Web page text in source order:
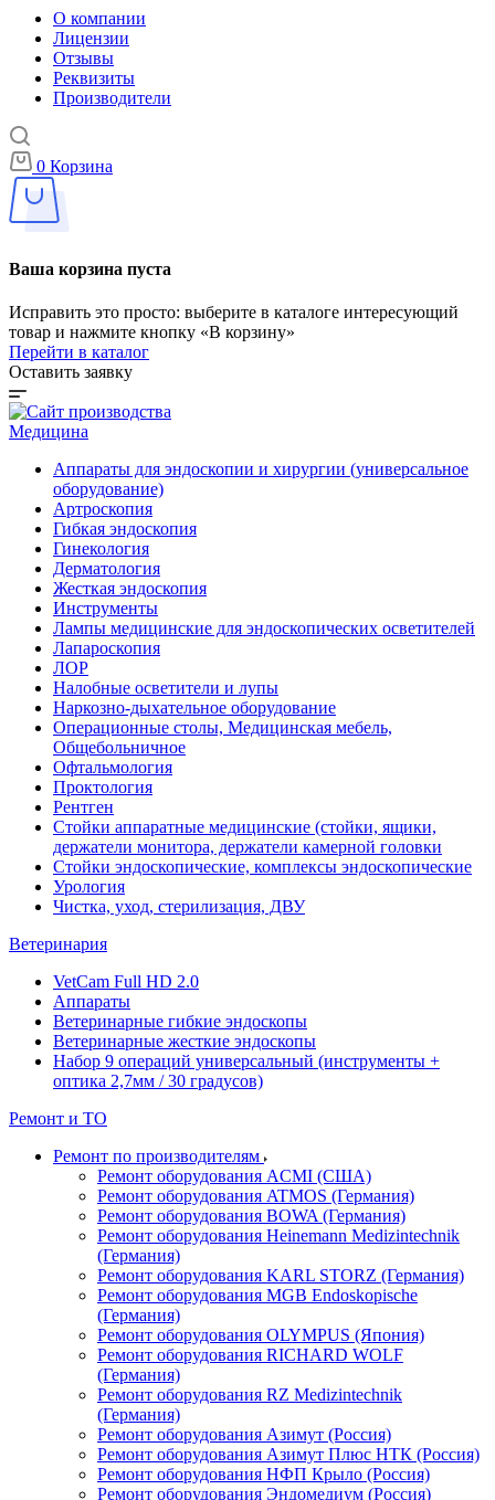
О компании
Лицензии
Отзывы
Реквизиты
Производители
0 Корзина
Ваша корзина пуста
Исправить это просто: выберите в каталоге интересующий
товар и нажмите кнопку «В корзину»
Перейти в каталог
Оставить заявку
Медицина
Аппараты для эндоскопии и хирургии (универсальное
оборудование)
Артроскопия
Гибкая эндоскопия
Гинекология
Дерматология
Жесткая эндоскопия
Инструменты
Лампы медицинские для эндоскопических осветителей
Лапароскопия
ЛОР
Налобные осветители и лупы
Наркозно-дыхательное оборудование
Операционные столы, Медицинская мебель,
Общебольничное
Офтальмология
Проктология
Рентген
Стойки аппаратные медицинские (стойки, ящики,
держатели монитора, держатели камерной головки
Стойки эндоскопические, комплексы эндоскопические
Урология
Чистка, уход, стерилизация, ДВУ
Ветеринария
VetCam Full HD 2.0
Аппараты
Ветеринарные гибкие эндоскопы
Ветеринарные жесткие эндоскопы
Набор 9 операций универсальный (инструменты +
оптика 2,7мм / 30 градусов)
Ремонт и ТО
Ремонт по производителям
Ремонт оборудования ACMI (США)
Ремонт оборудования ATMOS (Германия)
Ремонт оборудования BOWA (Германия)
Ремонт оборудования Heinemann Medizintechnik
(Германия)
Ремонт оборудования KARL STORZ (Германия)
Ремонт оборудования MGB Endoskopische
(Германия)
Ремонт оборудования OLYMPUS (Япония)
Ремонт оборудования RICHARD WOLF
(Германия)
Ремонт оборудования RZ Medizintechnik
(Германия)
Ремонт оборудования Азимут (Россия)
Ремонт оборудования Азимут Плюс НТК (Россия)
Ремонт оборудования НФП Крыло (Россия)
Ремонт оборудования Эндомедиум (Россия)